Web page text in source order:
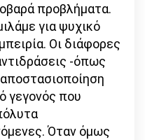
προβλήματα.
για ψυχικό
Οι διάφορες
-όπως
γεγονός που
Όταν όμως